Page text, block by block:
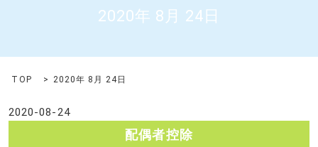
2020年 8月 24日
TOP 2020年 8月 24日
2020-08-24
配偶者控除